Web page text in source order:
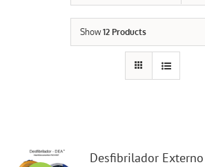
Show12 Products
Desfibrilador